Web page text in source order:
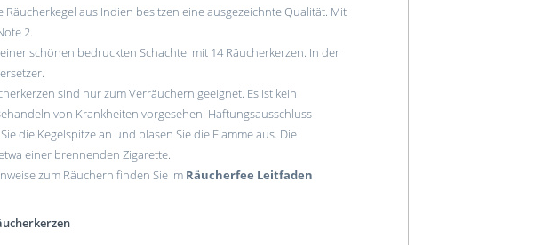
Räucherkegel aus Indien besitzen eine ausgezeichnte Qualität. Mit
2.
schönen bedruckten Schachtel mit 14 Räucherkerzen. In der
sind nur zum Verräuchern geeignet. Es ist kein
von Krankheiten vorgesehen. Haftungsausschluss
die Kegelspitze an und blasen Sie die Flamme aus. Die
einer brennenden Zigarette.
zum Räuchern finden Sie im Räucherfee Leitfaden